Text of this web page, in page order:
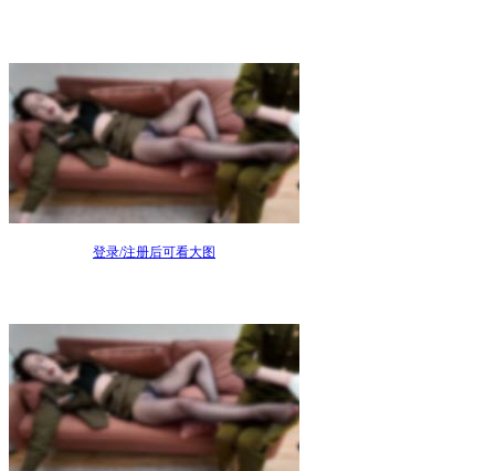
登录/注册后可看大图